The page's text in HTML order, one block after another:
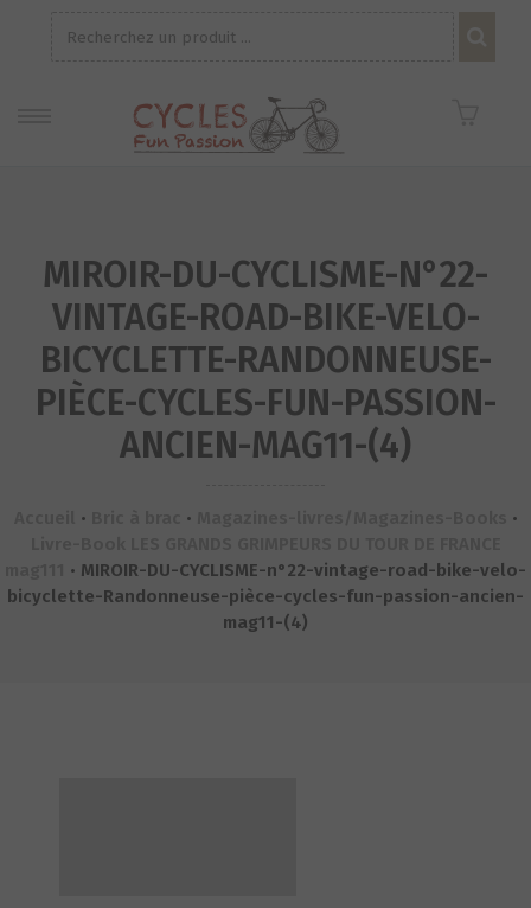
MIROIR-DU-CYCLISME-N°22-
VINTAGE-ROAD-BIKE-VELO-
BICYCLETTE-RANDONNEUSE-
PIÈCE-CYCLES-FUN-PASSION-
ANCIEN-MAG11-(4)
• •
•
• MIROIR-DU-CYCLISME-n°22-vintage-road-bike-velo-
bicyclette-Randonneuse-pièce-cycles-fun-passion-ancien-
mag11-(4)